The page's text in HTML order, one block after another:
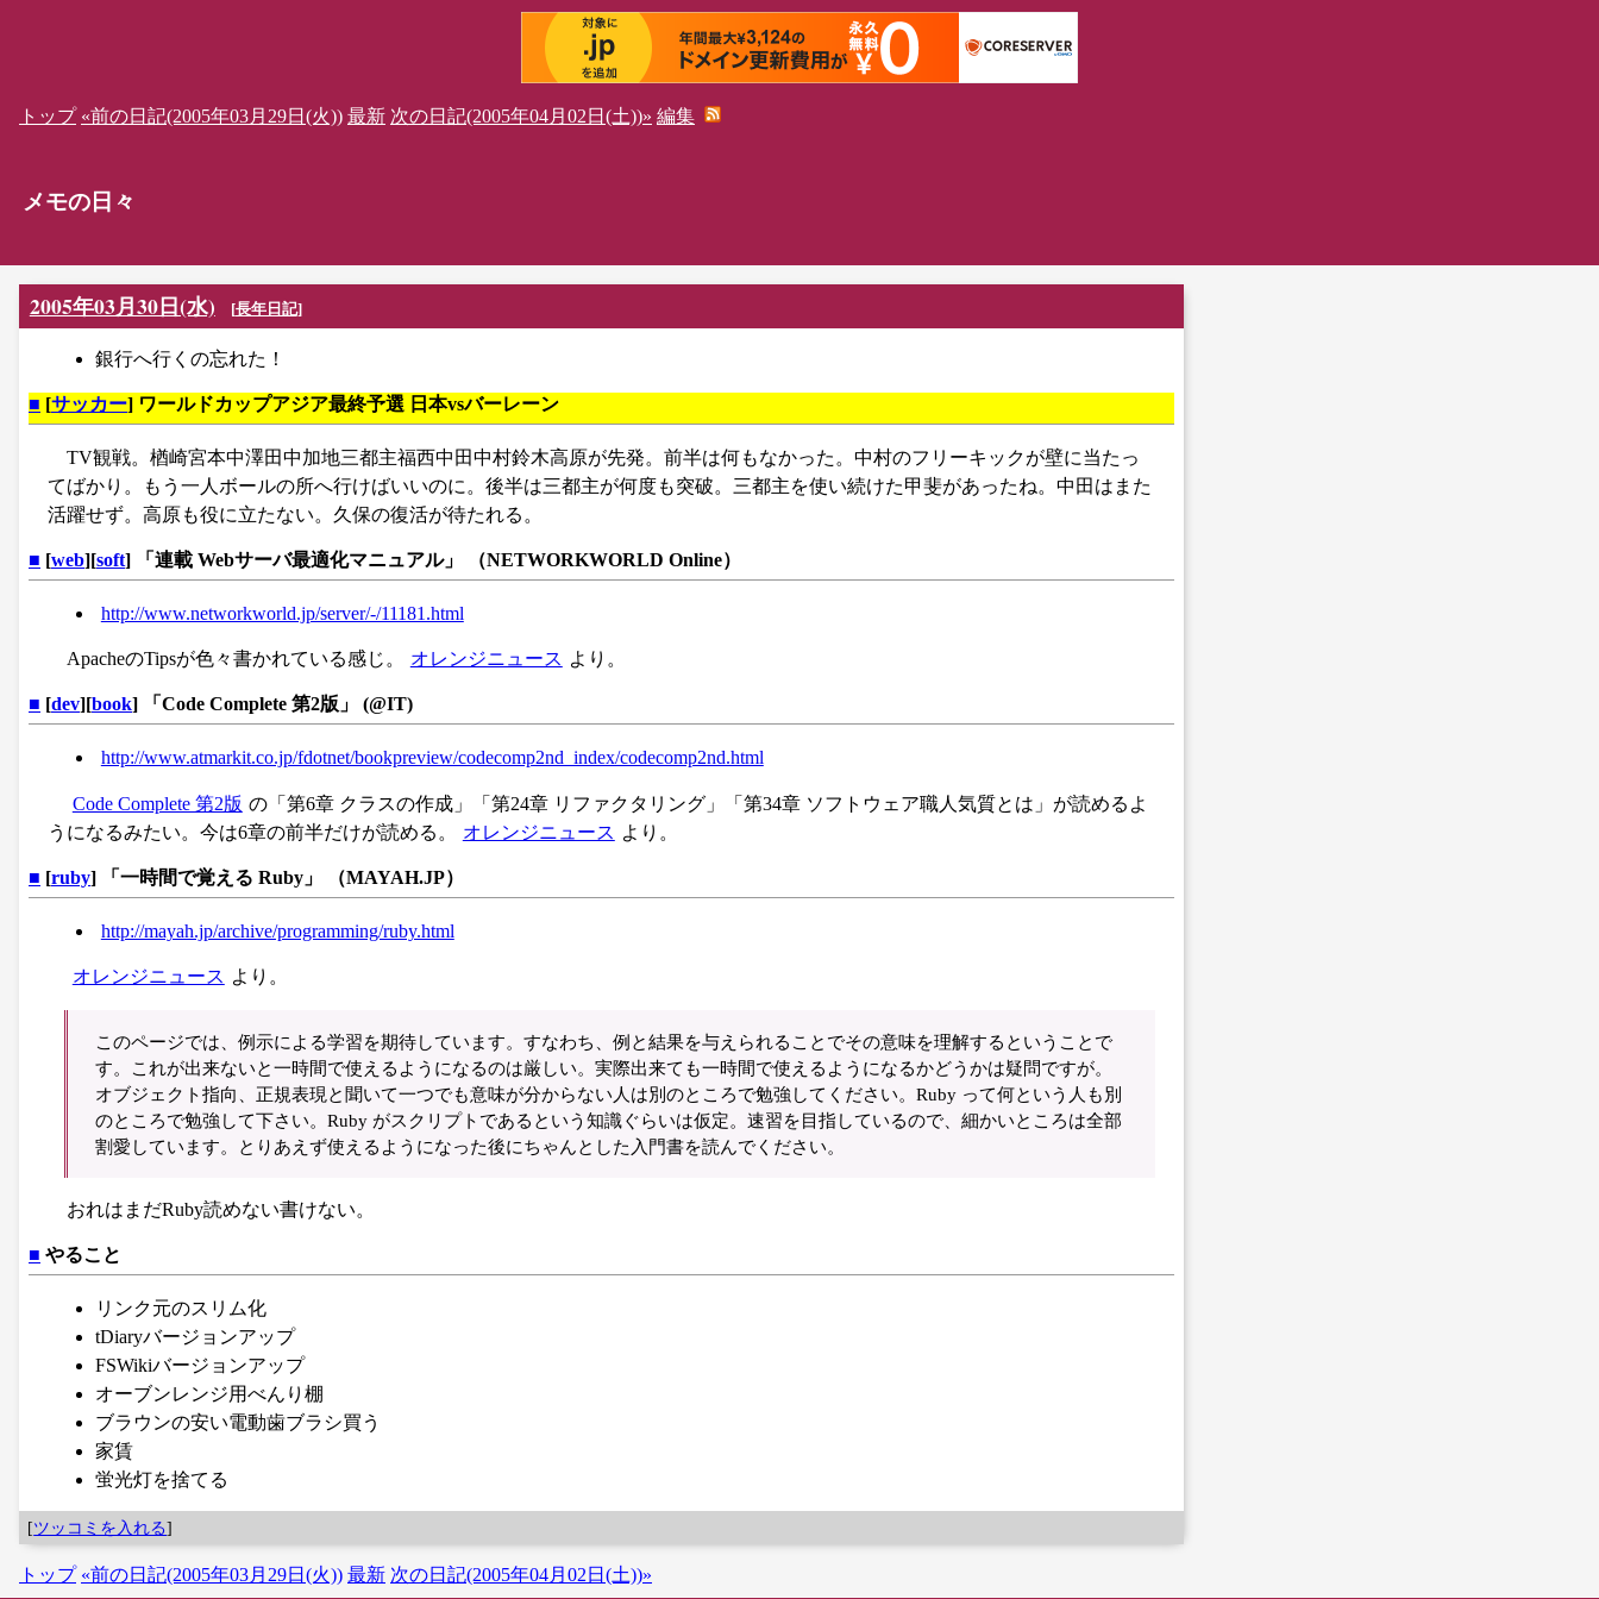
トップ «前の日記(2005年03月29日(火)) 最新 次の日記(2005年04月02日(土))» 編集
メモの日々
2005年03月30日(水) [長年日記]
銀行へ行くの忘れた！
■ [サッカー] ワールドカップアジア最終予選 日本vsバーレーン
TV観戦。楢崎宮本中澤田中加地三都主福西中田中村鈴木高原が先発。前半は何もなかった。中村のフリーキックが壁に当たっ
てばかり。もう一人ボールの所へ行けばいいのに。後半は三都主が何度も突破。三都主を使い続けた甲斐があったね。中田はまた
活躍せず。高原も役に立たない。久保の復活が待たれる。
■ [web][soft] 「連載 Webサーバ最適化マニュアル」 （NETWORKWORLD Online）
http://www.networkworld.jp/server/-/11181.html
ApacheのTipsが色々書かれている感じ。 オレンジニュース より。
■ [dev][book] 「Code Complete 第2版」 (@IT)
http://www.atmarkit.co.jp/fdotnet/bookpreview/codecomp2nd_index/codecomp2nd.html
Code Complete 第2版 の「第6章 クラスの作成」「第24章 リファクタリング」「第34章 ソフトウェア職人気質とは」が読めるよ
うになるみたい。今は6章の前半だけが読める。
オレンジニュース より。
■ [ruby] 「一時間で覚える Ruby」 （MAYAH.JP）
http://mayah.jp/archive/programming/ruby.html
オレンジニュース より。
このページでは、例示による学習を期待しています。すなわち、例と結果を与えられることでその意味を理解するということで
す。これが出来ないと一時間で使えるようになるのは厳しい。実際出来ても一時間で使えるようになるかどうかは疑問ですが。
オブジェクト指向、正規表現と聞いて一つでも意味が分からない人は別のところで勉強してください。Ruby って何という人も別
のところで勉強して下さい。Ruby がスクリプトであるという知識ぐらいは仮定。速習を目指しているので、細かいところは全部
割愛しています。とりあえず使えるようになった後にちゃんとした入門書を読んでください。
おれはまだRuby読めない書けない。
■ やること
リンク元のスリム化
tDiaryバージョンアップ
FSWikiバージョンアップ
オーブンレンジ用べんり棚
ブラウンの安い電動歯ブラシ買う
家賃
蛍光灯を捨てる
[ツッコミを入れる]
トップ «前の日記(2005年03月29日(火)) 最新 次の日記(2005年04月02日(土))»